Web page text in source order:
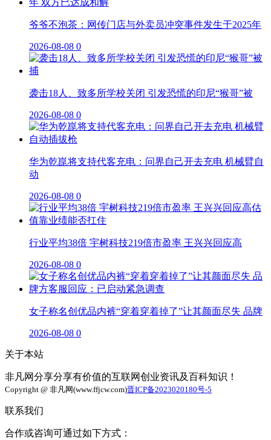
爷爷不泡茶：网传门店与外卖员冲突事件发生于2025年
2026-08-08 0
袭击18人、致多所学校关闭 引发恐慌的印尼“猴哥”被
2026-08-08 0
华为乾崑将支持代客充电：问界自己开去充电 机械臂自
动
2026-08-08 0
行业平均38倍 宇树科技219倍市盈率 王兴兴回应高
2026-08-08 0
女子称名创优品内裤“穿着穿着掉了”让其颜面尽失 品牌
2026-08-08 0
关于本站
非凡网分享分享有价值的互联网创业资讯及百科知识！
Copyright @ 非凡网(www.ffjcw.com)晋ICP备2023020180号-5
联系我们
合作或咨询可通过如下方式：